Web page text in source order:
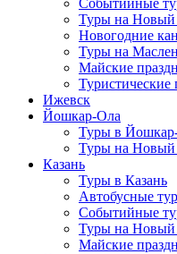
Туры на Новый
Новогодние
Туры на
Майские
Туристические
Ижевск
Йошкар-Ола
Туры в
Туры на Новый
Казань
Туры в Казань
Автобусные
Событийные
Туры на Новый
Майские